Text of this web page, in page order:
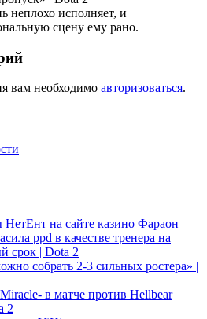
неплохо исполняет, и
сцену ему рано.
вам необходимо авторизоваться.
на сайте казино Фараон
ppd в качестве тренера на
срок | Dota 2
собрать 2-3 сильных ростера» |
в матче против Hellbear
2